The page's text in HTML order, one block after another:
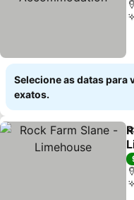
Selecione as datas para
exatos.